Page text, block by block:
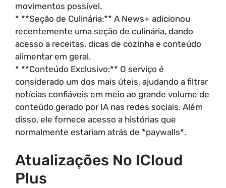
movimentos possível.
* **Seção de Culinária:** A News+ adicionou
recentemente uma seção de culinária, dando
acesso a receitas, dicas de cozinha e conteúdo
alimentar em geral.
* **Conteúdo Exclusivo:** O serviço é
considerado um dos mais úteis, ajudando a filtrar
notícias confiáveis em meio ao grande volume de
conteúdo gerado por IA nas redes sociais. Além
disso, ele fornece acesso a histórias que
normalmente estariam atrás de *paywalls*.
Atualizações No ICloud
Plus